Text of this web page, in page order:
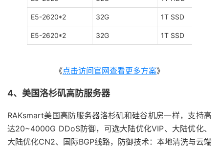
E5-2620*2 32G 1T SSD
E5-2620*2 32G 1T SSD
《点击访问官网查看更多方案》
4、美国洛杉矶高防服务器
RAKsmart美国高防服务器洛杉矶和硅谷机房一样，支持高
达20~4000G DDoS防御，可选大陆优化VIP、大陆优化、
大陆优化CN2、国际BGP线路，防御技术：本地清洗与云端